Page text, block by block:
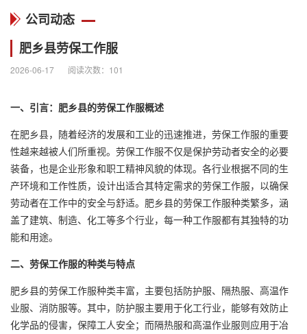
公司动态
肥乡县劳保工作服
2026-06-17 阅读次数： 101
一、引言：肥乡县的劳保工作服概述
在肥乡县，随着经济的发展和工业的迅速推进，劳保工作服的重要
性越来越被人们所重视。劳保工作服不仅是保护劳动者安全的必要
装备，也是企业形象和职工精神风貌的体现。各行业根据不同的生
产环境和工作性质，设计出适合其特定需求的劳保工作服，以确保
劳动者在工作中的安全与舒适。肥乡县的劳保工作服种类繁多，涵
盖了建筑、制造、化工等多个行业，每一种工作服都有其独特的功
能和用途。
二、劳保工作服的种类与特点
肥乡县的劳保工作服种类丰富，主要包括防护服、隔热服、高温作
业服、消防服等。其中，防护服主要用于化工行业，能够有效防止
化学品的侵害，保障工人安全；而隔热服和高温作业服则应用于冶